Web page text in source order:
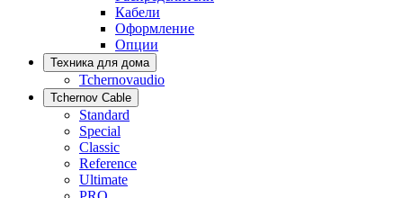
Кабели
Оформление
Опции
Техника для дома
Tchernovaudio
Tchernov Cable
Standard
Special
Classic
Reference
Ultimate